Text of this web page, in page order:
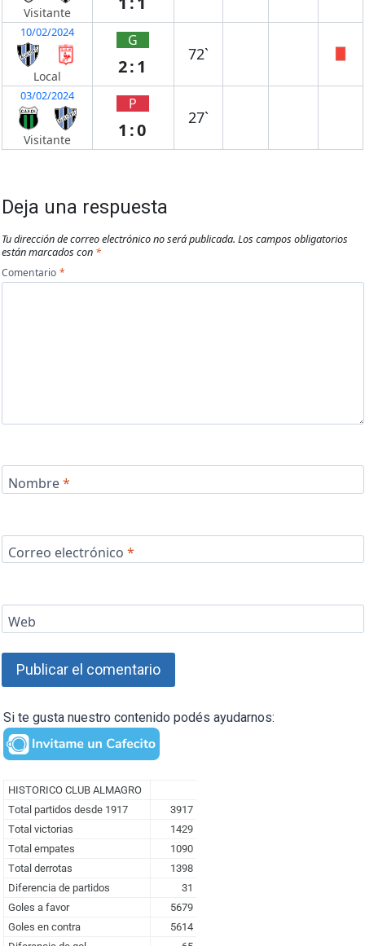
Visitante
10/02/2024
Local
G
2:1
72`
03/02/2024
Visitante
P
1:0
27`
Deja una respuesta
Tu dirección de correo electrónico no será publicada. Los campos obligatorios
están marcados con *
Comentario *
Nombre*
Correo electrónico *
Web
Si te gusta nuestro contenido podés ayudarnos: